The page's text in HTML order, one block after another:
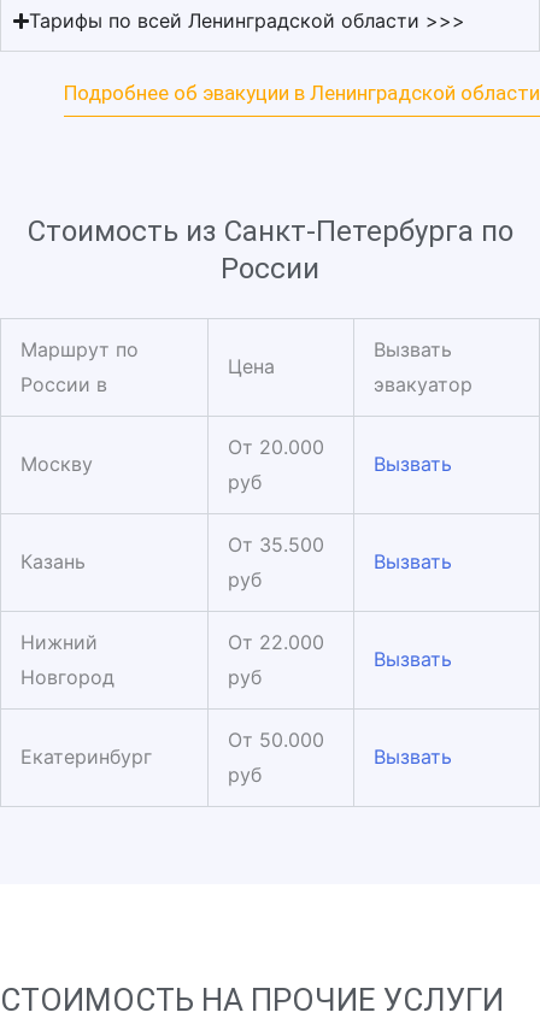
Тарифы по всей Ленинградской области >>>
Подробнее об эвакуции в Ленинградской области
Стоимость из Санкт-Петербурга по
России
Маршрут по
России в
Цена
Вызвать
эвакуатор
Москву
От 20.000
руб
Вызвать
Казань
От 35.500
руб
Вызвать
Нижний
Новгород
От 22.000
руб
Вызвать
Екатеринбург
От 50.000
руб
Вызвать
СТОИМОСТЬ НА ПРОЧИЕ УСЛУГИ